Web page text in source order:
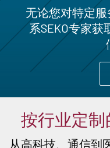
无论您对特定
系SEKO专家
按行业定
从高科技、通信到